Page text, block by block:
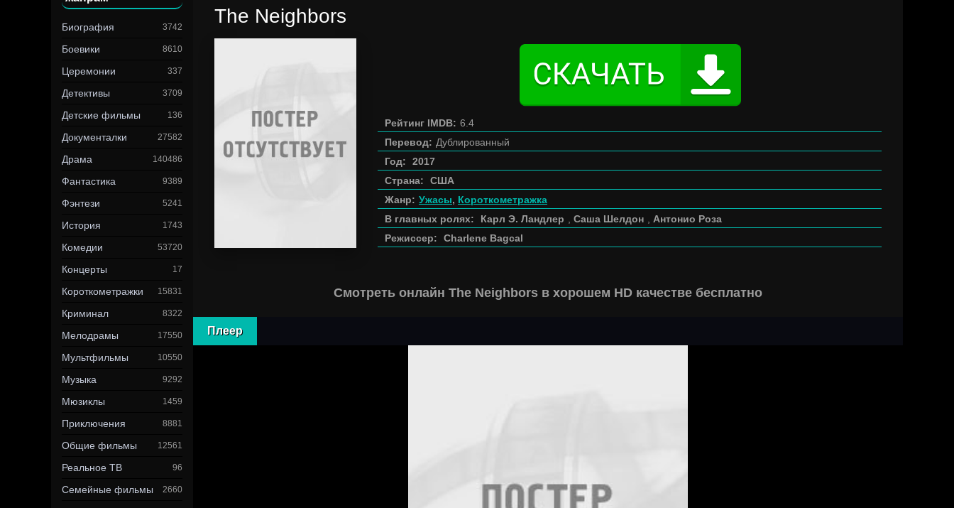
Биография 3742
Боевики 8610
Церемонии 337
Детективы 3709
Детские фильмы 136
Документалки 27582
Драма 140486
Фантастика 9389
Фэнтези 5241
История 1743
Комедии 53720
Концерты 17
Короткометражки 15831
Криминал 8322
Мелодрамы 17550
Мультфильмы 10550
Музыка 9292
Мюзиклы 1459
Приключения 8881
Общие фильмы 12561
Реальное ТВ 96
Семейные фильмы 2660
The Neighbors
Рейтинг IMDB: 6.4
Перевод: Дублированный
Год:
2017
Страна:
США
Жанр: Ужасы, Короткометражка
В главных ролях:
Карл Э. Ландлер Саша Шелдон
Антонио Роза
Режиссер:
Charlene Bagcal
Смотреть онлайн The Neighbors в хорошем HD качестве бесплатно
Плеер